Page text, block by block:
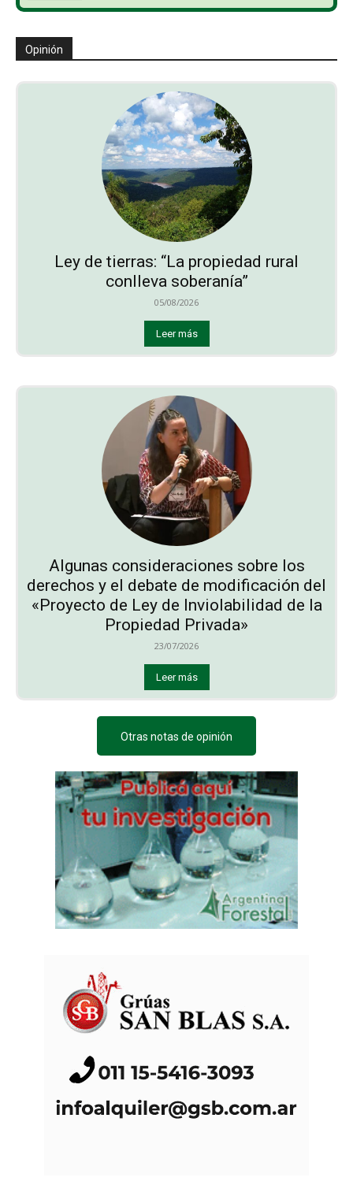
Opinión
Ley de tierras: “La propiedad rural
conlleva soberanía”
05/08/2026
Leer más
Algunas consideraciones sobre los
derechos y el debate de modificación del
«Proyecto de Ley de Inviolabilidad de la
Propiedad Privada»
23/07/2026
Leer más
Otras notas de opinión